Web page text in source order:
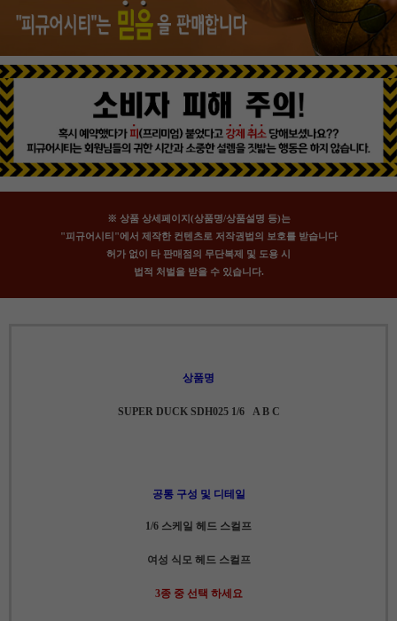
※ 상품 상세페이지(상품명/상품설명 등)는
"피규어시티"에서 제작한 컨텐츠로 저작권법의 보호를 받습니다
허가 없이 타 판매점의 무단복제 및 도용 시
법적 처벌을 받을 수 있습니다.
상품명
SUPER DUCK SDH025 1/6 A B C
공통 구성 및 디테일
1/6 스케일 헤드 스컬프
여성 식모 헤드 스컬프
3종 중 선택 하세요